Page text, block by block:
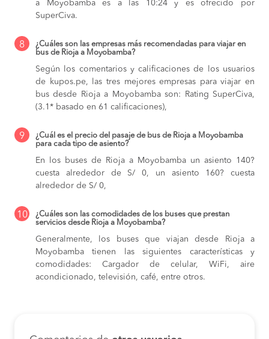
a Moyobamba es a las 10:24 y es ofrecido por
SuperCiva.
8
¿Cuáles son las empresas más recomendadas para viajar en
bus de Rioja a Moyobamba?
Según los comentarios y calificaciones de los usuarios
de kupos.pe, las tres mejores empresas para viajar en
bus desde Rioja a Moyobamba son: Rating SuperCiva,
(3.1* basado en 61 calificaciones),
9
¿Cuál es el precio del pasaje de bus de Rioja a Moyobamba
para cada tipo de asiento?
En los buses de Rioja a Moyobamba un asiento 140?
cuesta alrededor de S/ 0, un asiento 160? cuesta
alrededor de S/ 0,
10
¿Cuáles son las comodidades de los buses que prestan
servicios desde Rioja a Moyobamba?
Generalmente, los buses que viajan desde Rioja a
Moyobamba tienen las siguientes características y
comodidades: Cargador de celular, WiFi, aire
acondicionado, televisión, café, entre otros.